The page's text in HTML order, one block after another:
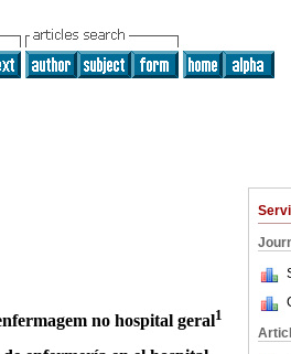
no hospital geral1